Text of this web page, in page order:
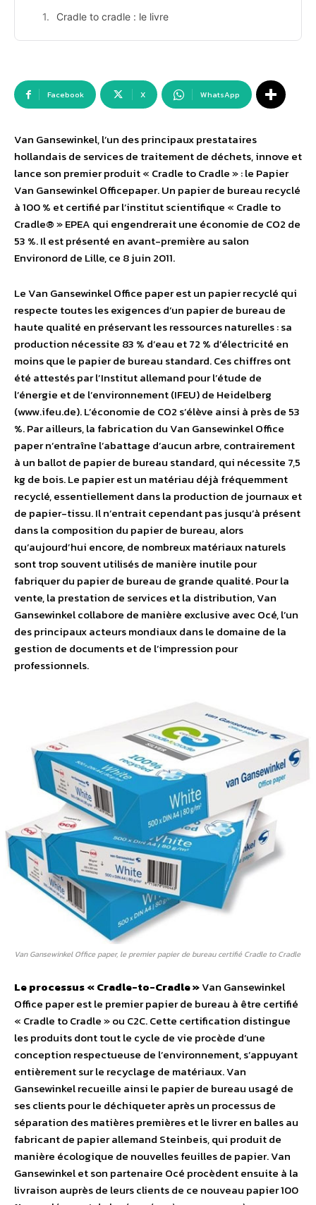
Cradle to cradle : le livre
Facebook X WhatsApp
Van Gansewinkel, l’un des principaux prestataires
hollandais de services de traitement de déchets, innove et
lance son premier produit « Cradle to Cradle » : le Papier
Van Gansewinkel Officepaper. Un papier de bureau recyclé
à 100 % et certifié par l’institut scientifique « Cradle to
Cradle® » EPEA qui engendrerait une économie de CO2 de
53 %. Il est présenté en avant-première au salon
Environord de Lille, ce 8 juin 2011.
Le Van Gansewinkel Office paper est un papier recyclé qui
respecte toutes les exigences d’un papier de bureau de
haute qualité en préservant les ressources naturelles : sa
production nécessite 83 % d’eau et 72 % d’électricité en
moins que le papier de bureau standard. Ces chiffres ont
été attestés par l’Institut allemand pour l’étude de
l’énergie et de l’environnement (IFEU) de Heidelberg
(www.ifeu.de). L’économie de CO2 s’élève ainsi à près de 53
%. Par ailleurs, la fabrication du Van Gansewinkel Office
paper n’entraîne l’abattage d’aucun arbre, contrairement
à un ballot de papier de bureau standard, qui nécessite 7,5
kg de bois. Le papier est un matériau déjà fréquemment
recyclé, essentiellement dans la production de journaux et
de papier-tissu. Il n’entrait cependant pas jusqu’à présent
dans la composition du papier de bureau, alors
qu’aujourd’hui encore, de nombreux matériaux naturels
sont trop souvent utilisés de manière inutile pour
fabriquer du papier de bureau de grande qualité. Pour la
vente, la prestation de services et la distribution, Van
Gansewinkel collabore de manière exclusive avec Océ, l’un
des principaux acteurs mondiaux dans le domaine de la
gestion de documents et de l’impression pour
professionnels.
Van Gansewinkel Office paper, le premier papier de bureau certifié Cradle to Cradle
Le processus « Cradle-to-Cradle »Van Gansewinkel
Office paper est le premier papier de bureau à être certifié
« Cradle to Cradle » ou C2C. Cette certification distingue
les produits dont tout le cycle de vie procède d’une
conception respectueuse de l’environnement, s’appuyant
entièrement sur le recyclage de matériaux. Van
Gansewinkel recueille ainsi le papier de bureau usagé de
ses clients pour le déchiqueter après un processus de
séparation des matières premières et le livrer en balles au
fabricant de papier allemand Steinbeis, qui produit de
manière écologique de nouvelles feuilles de papier. Van
Gansewinkel et son partenaire Océ procèdent ensuite à la
livraison auprès de leurs clients de ce nouveau papier 100